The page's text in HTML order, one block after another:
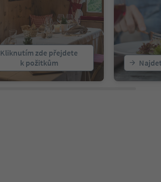
Kliknutím zde přejdete
k požitkům